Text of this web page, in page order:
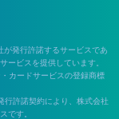
が発行許諾するサービスであ
ービスを提供しています。
カードサービスの登録商標
行許諾契約により、株式会社
です。